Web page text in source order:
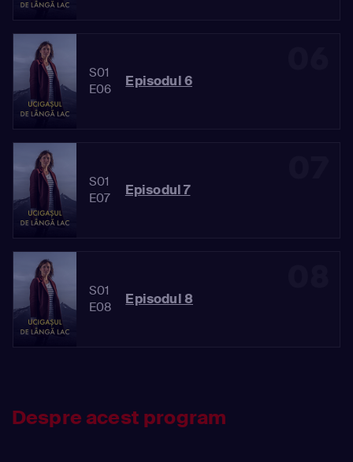
S01
E06
Episodul 6
S01
E07
Episodul 7
S01
E08
Episodul 8
Despre acest program